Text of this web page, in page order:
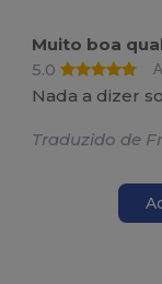
Muito boa
5.0
Nada a dizer
Traduzido de